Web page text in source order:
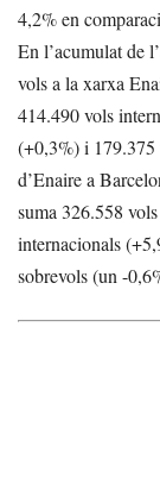
4,2% en
En l’acumulat de
vols a la xarxa
414.490 vols
(+0,3%) i 179.375
d’Enaire a
suma 326.558
internacionals
sobrevols (un -